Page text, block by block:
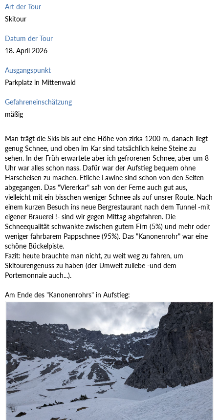
Art der Tour
Skitour
Datum der Tour
18. April 2026
Ausgangspunkt
Parkplatz in Mittenwald
Gefahreneinschätzung
mäßig
Man trägt die Skis bis auf eine Höhe von zirka 1200 m, danach liegt
genug Schnee, und oben im Kar sind tatsächlich keine Steine zu
sehen. In der Früh erwartete aber ich gefrorenen Schnee, aber um 8
Uhr war alles schon nass. Dafür war der Aufstieg bequem ohne
Harscheisen zu machen. Etliche Lawine sind schon von den Seiten
abgegangen. Das "Viererkar" sah von der Ferne auch gut aus,
vielleicht mit ein bisschen weniger Schnee als auf unsrer Route. Nach
einem kurzen Besuch ins neue Bergrestaurant nach dem Tunnel -mit
eigener Brauerei !- sind wir gegen Mittag abgefahren. Die
Schneequalität schwankte zwischen gutem Firn (5%) und mehr oder
weniger fahrbarem Pappschnee (95%). Das "Kanonenrohr" war eine
schöne Bückelpiste.
Fazit: heute brauchte man nicht, zu weit weg zu fahren, um
Skitourengenuss zu haben (der Umwelt zuliebe -und dem
Portemonnaie auch...).
Am Ende des "Kanonenrohrs" in Aufstieg: